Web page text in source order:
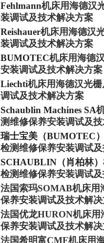
Fehlmann机床用海德汉
装调试及技术解决方案
Reishauer机床用海德汉
装调试及技术解决方案
BUMOTEC机床用海德
安装调试及技术解决方案
Liechti机床用海德汉光
调试及技术解决方案
Schaublin Machines SA
测维修保养安装调试及
瑞士宝美（BUMOTEC
检测维修保养安装调试
SCHAUBLIN（肖柏林）
检测维修保养安装调试
法国索玛SOMAB机床用
保养安装调试及技术解
法国优龙HURON机床用
保养安装调试及技术解
法国希明富CMF机床用